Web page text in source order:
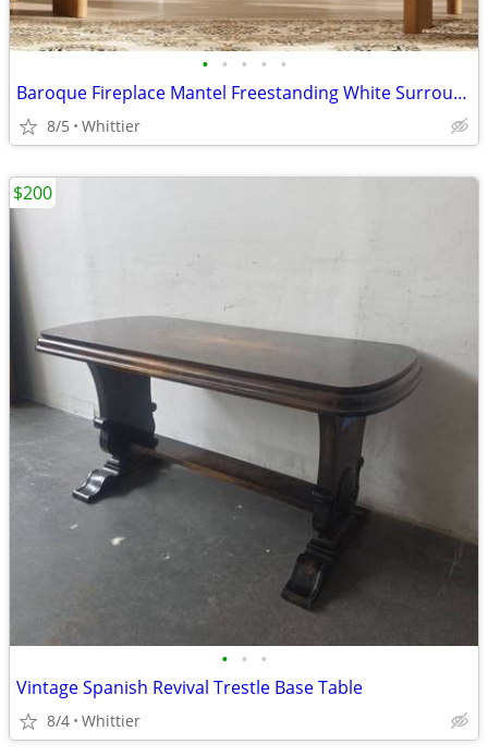
• • • • •
Baroque Fireplace Mantel Freestanding White Surround for Electric Fireplaces (Ne
8/5 Whittier
• • •
Vintage Spanish Revival Trestle Base Table
8/4 Whittier
$200